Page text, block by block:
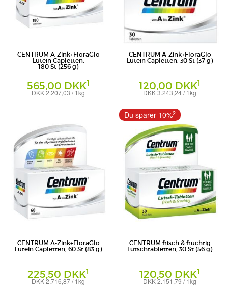
CENTRUM A-Zink+FloraGlo
Lutein Capletten,
180 St (256 g)
565,00 DKK1
DKK 2.207,03 / 1kg
CENTRUM A-Zink+FloraGlo
Lutein Capletten, 30 St (37 g)
120,00 DKK1
DKK 3.243,24 / 1kg
Pfizer Consumer Healthcare GmbH
CENTRUM A-Zink+FloraGlo
Lutein Capletten, 60 St (83 g)
225,50 DKK1
DKK 2.716,87 / 1kg
CENTRUM frisch & fruchtig
Lutschtabletten, 30 St (56 g)
120,50 DKK1
DKK 2.151,79 / 1kg
Du sparer 10%2